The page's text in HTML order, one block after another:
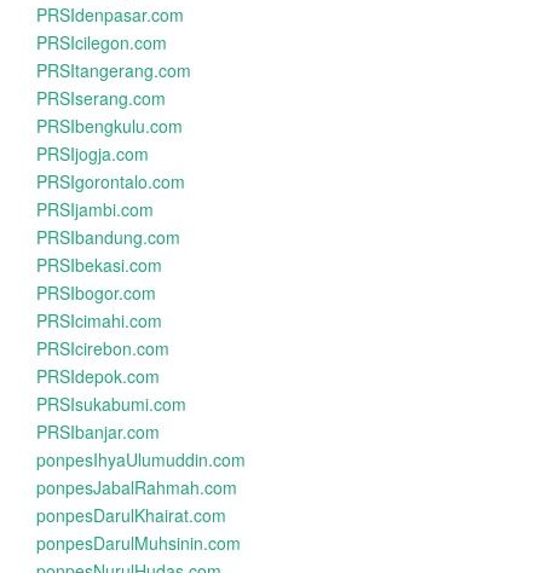
PRSIdenpasar.com
PRSIcilegon.com
PRSItangerang.com
PRSIserang.com
PRSIbengkulu.com
PRSIjogja.com
PRSIgorontalo.com
PRSIjambi.com
PRSIbandung.com
PRSIbekasi.com
PRSIbogor.com
PRSIcimahi.com
PRSIcirebon.com
PRSIdepok.com
PRSIsukabumi.com
PRSIbanjar.com
ponpesIhyaUlumuddin.com
ponpesJabalRahmah.com
ponpesDarulKhairat.com
ponpesDarulMuhsinin.com